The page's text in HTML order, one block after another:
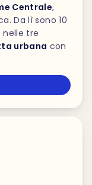
Centrale,
Da lì sono 10
nelle tre
urbana con